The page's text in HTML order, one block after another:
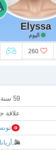
Elyssa
اليوم
260
59 سنة
علاقة
أريانا